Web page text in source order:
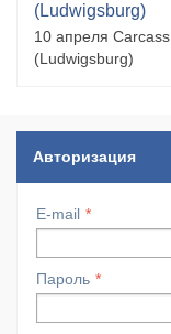
(Ludwigsburg)
10 апреля
(Ludwigsburg)
Авторизация
E-mail
Пароль